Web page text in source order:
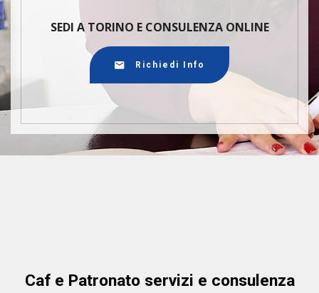
SEDI A TORINO E CONSULENZA ONLINE
Richiedi Info
Caf e Patronato servizi e consulenza